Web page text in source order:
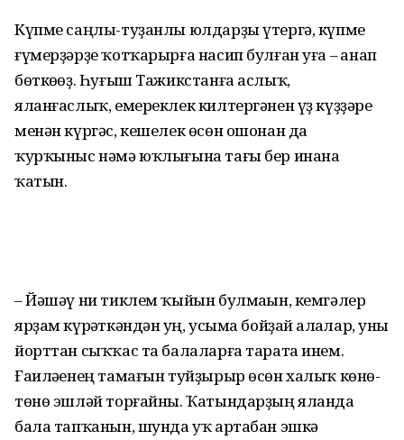
Күпме саңлы-туҙанлы юл­дар­ҙы үтергә, күпме
ғүмерҙәрҙе ҡотҡарырға насип булған уға – һанап
бөткөһөҙ. Һуғыш Тажик­станға аслыҡ,
яланғаслыҡ, емереклек килтергәнен үҙ күҙҙәре
менән күргәс, кешелек өсөн ошонан да
ҡурҡыныс нәмә юҡлығына тағы бер инана
ҡатын.
– Йәшәү ни тиклем ҡыйын булмаһын, кемгәлер
ярҙам күрһәткәндән һуң, усыма бойҙай һалһалар, уны
йорттан сыҡҡас та балаларға тарата инем.
Ғаиләһенең тамағын туйҙырыр өсөн халыҡ көнө-
төнө эшләй торғайны. Ҡатындарҙың яланда
бала тапҡанын, шунда уҡ артабан эшкә